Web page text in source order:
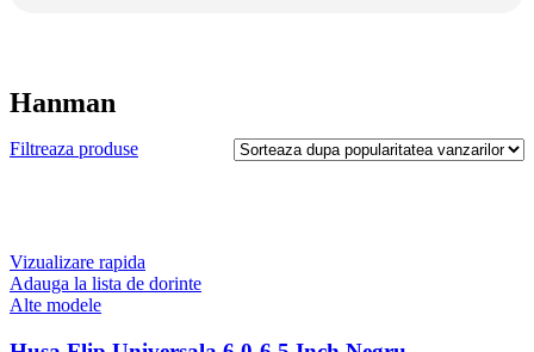
Hanman
Filtreaza produse
Vizualizare rapida
Adauga la lista de dorinte
Alte modele